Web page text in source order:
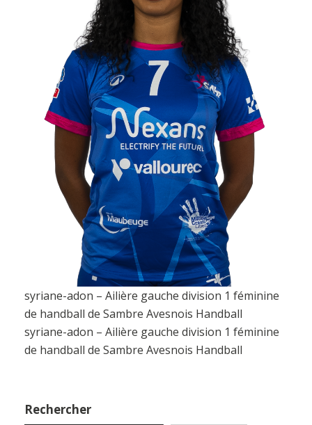
syriane-adon – Ailière gauche division 1 féminine
de handball de Sambre Avesnois Handball
syriane-adon – Ailière gauche division 1 féminine
de handball de Sambre Avesnois Handball
Rechercher